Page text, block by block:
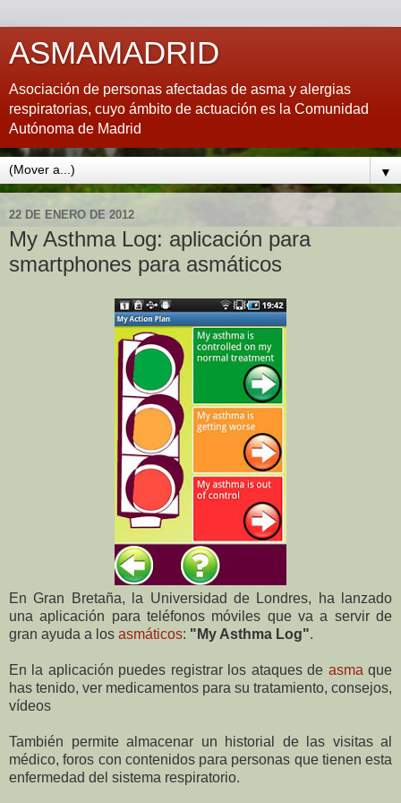
ASMAMADRID
Asociación de personas afectadas de asma y alergias
respiratorias, cuyo ámbito de actuación es la Comunidad
Autónoma de Madrid
▼
22 DE ENERO DE 2012
My Asthma Log: aplicación para
smartphones para asmáticos
En Gran Bretaña, la Universidad de Londres, ha lanzado
una aplicación para teléfonos móviles que va a servir de
gran ayuda a los asmáticos: "My Asthma Log".
En la aplicación puedes registrar los ataques de asma que
has tenido, ver medicamentos para su tratamiento, consejos,
vídeos
También permite almacenar un historial de las visitas al
médico, foros con contenidos para personas que tienen esta
enfermedad del sistema respiratorio.